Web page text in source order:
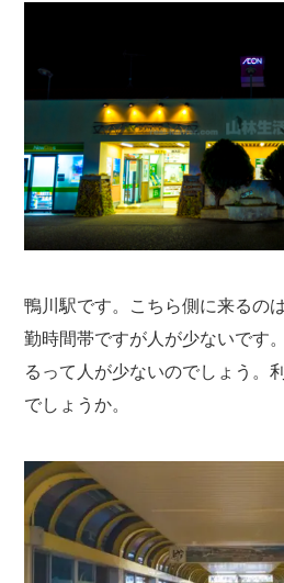
鴨川駅です。こちら側に来るの
勤時間帯ですが人が少ないです
るって人が少ないのでしょう。
でしょうか。